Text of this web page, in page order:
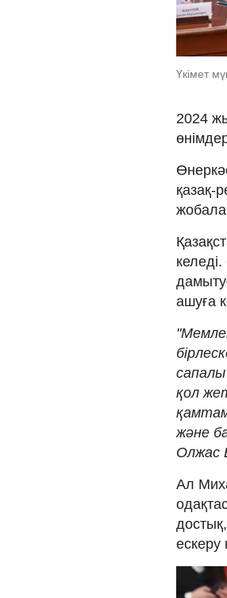
Үкімет
2024
қазақ-
ашуға
қол
және
Олжас
Ал
ескеру